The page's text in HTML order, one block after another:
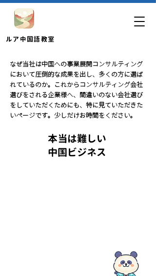
​ルア中国語教室
なぜ当社は中国への事業展開コンサルティング
において圧倒的な成果を出し、多くの方に選ば
れているのか。これからコンサルティング会社
選びをされる企業様へ、間違いのない会社選び
をしていただくためにも、特に見ていただきた
いページです。少しだけお時間をください。
本当は難しい
中国ビジネス